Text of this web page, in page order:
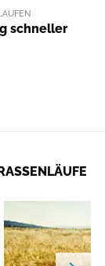
schneller